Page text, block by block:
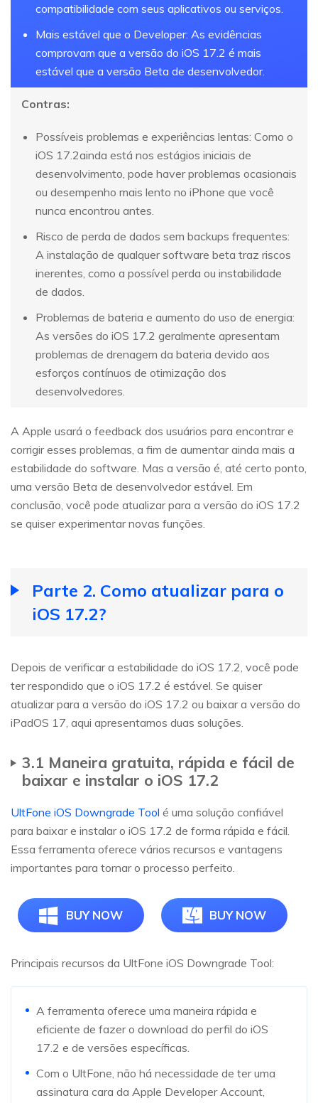
compatibilidade com seus aplicativos ou serviços.
Mais estável que o Developer: As evidências
comprovam que a versão do iOS 17.2 é mais
estável que a versão Beta de desenvolvedor.
Contras:
Possíveis problemas e experiências lentas: Como o
iOS 17.2ainda está nos estágios iniciais de
desenvolvimento, pode haver problemas ocasionais
ou desempenho mais lento no iPhone que você
nunca encontrou antes.
Risco de perda de dados sem backups frequentes:
A instalação de qualquer software beta traz riscos
inerentes, como a possível perda ou instabilidade
de dados.
Problemas de bateria e aumento do uso de energia:
As versões do iOS 17.2 geralmente apresentam
problemas de drenagem da bateria devido aos
esforços contínuos de otimização dos
desenvolvedores.
A Apple usará o feedback dos usuários para encontrar e
corrigir esses problemas, a fim de aumentar ainda mais a
estabilidade do software. Mas a versão é, até certo ponto,
uma versão Beta de desenvolvedor estável. Em
conclusão, você pode atualizar para a versão do iOS 17.2
se quiser experimentar novas funções.
Parte 2. Como atualizar para o
iOS 17.2?
Depois de verificar a estabilidade do iOS 17.2, você pode
ter respondido que o iOS 17.2 é estável. Se quiser
atualizar para a versão do iOS 17.2 ou baixar a versão do
iPadOS 17, aqui apresentamos duas soluções.
3.1 Maneira gratuita, rápida e fácil de
baixar e instalar o iOS 17.2
UltFone iOS Downgrade Tool é uma solução confiável
para baixar e instalar o iOS 17.2 de forma rápida e fácil.
Essa ferramenta oferece vários recursos e vantagens
importantes para tornar o processo perfeito.
BUY NOW BUY NOW
Principais recursos da UltFone iOS Downgrade Tool:
A ferramenta oferece uma maneira rápida e
eficiente de fazer o download do perfil do iOS
17.2 e de versões específicas.
Com o UltFone, não há necessidade de ter uma
assinatura cara da Apple Developer Account,